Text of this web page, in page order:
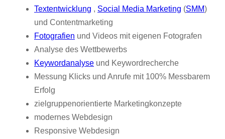
Textentwicklung , Social Media Marketing (SMM)
und Contentmarketing
Fotografien und Videos mit eigenen Fotografen
Analyse des Wettbewerbs
Keywordanalyse und Keywordrecherche
Messung Klicks und Anrufe mit 100% Messbarem
Erfolg
zielgruppenorientierte Marketingkonzepte
modernes Webdesign
Responsive Webdesign